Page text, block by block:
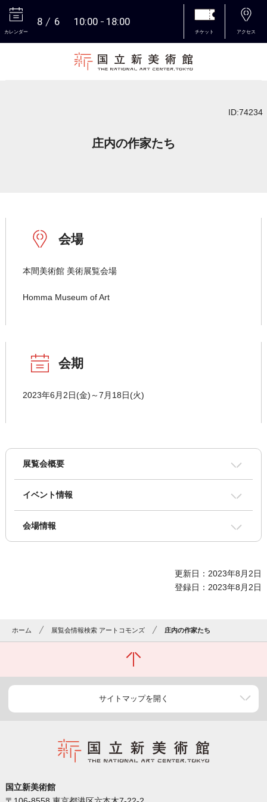
カレンダー
8 6 10:00 18:00
チケット アクセス
ID:74234
庄内の作家たち
会場
本間美術館 美術展覧会場
Homma Museum of Art
会期
2023年6月2日(金)～7月18日(火)
展覧会概要
イベント情報
会場情報
更新日：2023年8月2日
登録日：2023年8月2日
ホーム 展覧会情報検索 アートコモンズ 庄内の作家たち
サイトマップを開く
国立新美術館